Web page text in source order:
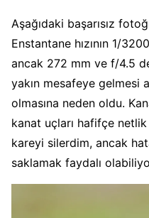
Aşağıdaki başarısız
Enstantane hızının 1/
ancak 272 mm ve f/4.5
yakın mesafeye gelmesi
olmasına neden oldu.
kanat uçları hafifçe netlik
kareyi silerdim, ancak
saklamak faydalı